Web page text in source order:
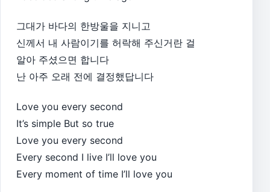
그대가 바다의 한방울을 지니고
신께서 내 사람이기를 허락해 주신거란 걸
알아 주셨으면 합니다
난 아주 오래 전에 결정했답니다
Love you every second
It’s simple But so true
Love you every second
Every second I live I’ll love you
Every moment of time I’ll love you